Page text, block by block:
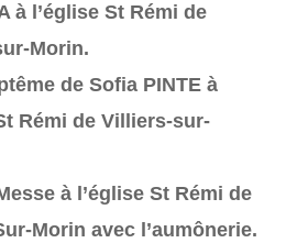
à l’église St Rémi de
Morin.
de Sofia PINTE à
Rémi de Villiers-sur-
à l’église St Rémi de
Morin avec l’aumônerie.